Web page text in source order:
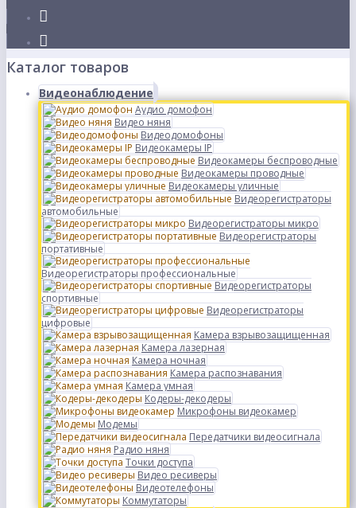
Каталог товаров
Видеонаблюдение
Аудио домофон
Видео няня
Видеодомофоны
Видеокамеры IP
Видеокамеры беспроводные
Видеокамеры проводные
Видеокамеры уличные
Видеорегистраторы
автомобильные
Видеорегистраторы микро
Видеорегистраторы
портативные
Видеорегистраторы профессиональные
Видеорегистраторы
спортивные
Видеорегистраторы
цифровые
Камера взрывозащищенная
Камера лазерная
Камера ночная
Камера распознавания
Камера умная
Кодеры-декодеры
Микрофоны видеокамер
Модемы
Передатчики видеосигнала
Радио няня
Точки доступа
Видео ресиверы
Видеотелефоны
Коммутаторы